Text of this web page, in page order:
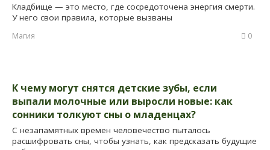
Кладбище — это место, где сосредоточена энергия смерти.
У него свои правила, которые вызваны
Магия
0
К чему могут снятся детские зубы, если
выпали молочные или выросли новые: как
сонники толкуют сны о младенцах?
С незапамятных времен человечество пыталось
расшифровать сны, чтобы узнать, как предсказать будущие